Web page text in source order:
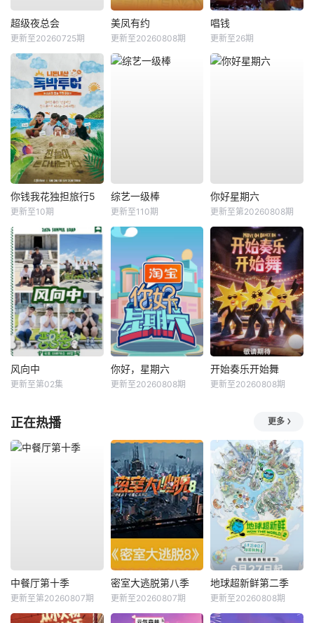
超级夜总会
更新至20260725期
美凤有约
更新至20260808期
唱钱
更新至26期
你钱我花独担旅行5
更新至10期
综艺一级棒
更新至110期
你好星期六
更新至第20260808期
风向中
更新至第02集
你好，星期六
更新至20260808期
开始奏乐开始舞
更新至20260808期
正在热播 更多
中餐厅第十季
更新至第20260807期
密室大逃脱第八季
更新至20260807期
地球超新鲜第二季
更新至20260808期